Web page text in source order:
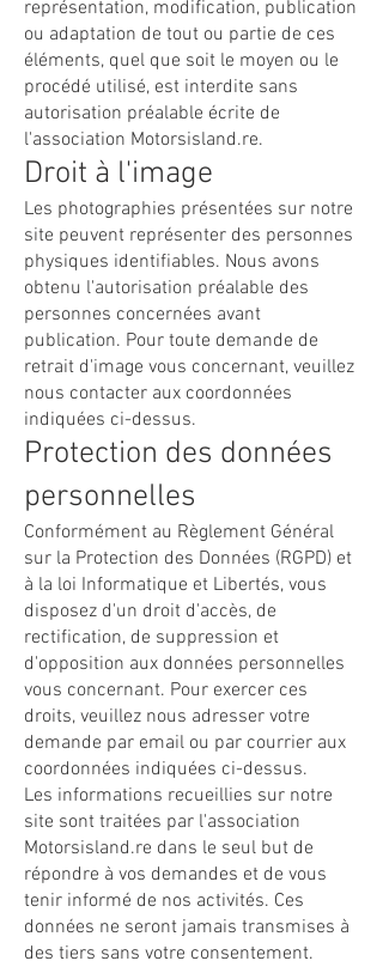
représentation, modification, publication
ou adaptation de tout ou partie de ces
éléments, quel que soit le moyen ou le
procédé utilisé, est interdite sans
autorisation préalable écrite de
l'association Motorsisland.re.
Droit à l'image
Les photographies présentées sur notre
site peuvent représenter des personnes
physiques identifiables. Nous avons
obtenu l'autorisation préalable des
personnes concernées avant
publication. Pour toute demande de
retrait d'image vous concernant, veuillez
nous contacter aux coordonnées
indiquées ci-dessus.
Protection des données
personnelles
Conformément au Règlement Général
sur la Protection des Données (RGPD) et
à la loi Informatique et Libertés, vous
disposez d'un droit d'accès, de
rectification, de suppression et
d'opposition aux données personnelles
vous concernant. Pour exercer ces
droits, veuillez nous adresser votre
demande par email ou par courrier aux
coordonnées indiquées ci-dessus.
Les informations recueillies sur notre
site sont traitées par l'association
Motorsisland.re dans le seul but de
répondre à vos demandes et de vous
tenir informé de nos activités. Ces
données ne seront jamais transmises à
des tiers sans votre consentement.